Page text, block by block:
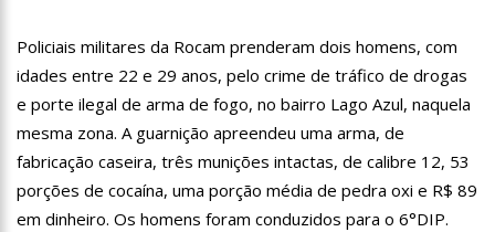
14:17
Motoristas de aplicativo entram em greve em todo o Brasil
14:10 Após matar colegas, policial grava vídeo: “Te vejo no inferno”;
assista
13:52
Jovem sofre queimaduras de 1º grau no rosto após celular
explodir
13:35 Mulher morre atropelada a caminho do trabalho em Manaus
Policiais militares da Rocam prenderam dois homens, com
idades entre 22 e 29 anos, pelo crime de tráfico de drogas
e porte ilegal de arma de fogo, no bairro Lago Azul, naquela
mesma zona. A guarnição apreendeu uma arma, de
fabricação caseira, três munições intactas, de calibre 12, 53
porções de cocaína, uma porção média de pedra oxi e R$ 89
em dinheiro. Os homens foram conduzidos para o 6°DIP.